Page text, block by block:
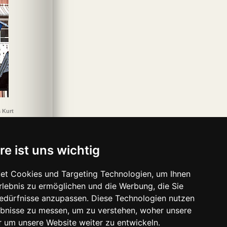
ist uns wichtig
Cookies und Targeting Technologien, um Ihnen
zu ermöglichen und die Werbung, die Sie
anzupassen. Diese Technologien nutzen
zu messen, um zu verstehen, woher unsere
um unsere Website weiter zu entwickeln.
Kurt